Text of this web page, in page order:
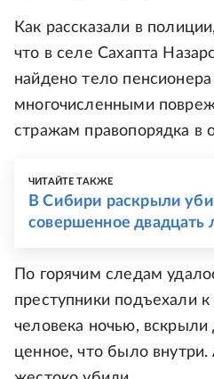
Как рассказали в
что в селе Сахапта
найдено тело
многочисленными
стражам правопорядка в
ЧИТАЙТЕ ТАКЖЕ
В Сибири раскрыли
совершенное двадцать
По горячим следам
преступники подъехали
человека ночью, вскрыли
ценное, что было внутри.